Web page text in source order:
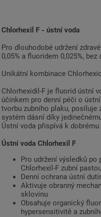
Chlorhexil F - ústní voda
Pro dlouhodobé udržení
0,05% a fluoridem 0,025%, bez
Unikátní kombinace
Chlorhexidil-F je fluorid ústní
účinkem pro denní péči o
tvorbu zubního plaku,
systém dásní díky
Ústní voda přispívá k
Ústní voda Chlorhexil F
Pro udržení výsledků
Chlorhexil-F zubní pastou
Denní ochrana ústní
Aktivuje obranný
sklovinu
Obsahuje organický
hypersensitivitě a